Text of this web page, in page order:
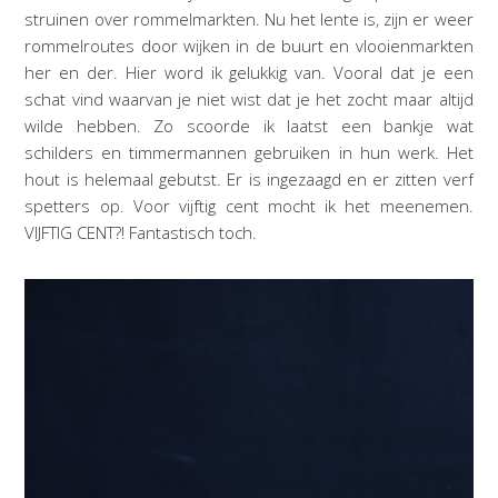
struinen over rommelmarkten. Nu het lente is, zijn er weer
rommelroutes door wijken in de buurt en vlooienmarkten
her en der. Hier word ik gelukkig van. Vooral dat je een
schat vind waarvan je niet wist dat je het zocht maar altijd
wilde hebben. Zo scoorde ik laatst een bankje wat
schilders en timmermannen gebruiken in hun werk. Het
hout is helemaal gebutst. Er is ingezaagd en er zitten verf
spetters op. Voor vijftig cent mocht ik het meenemen.
VIJFTIG CENT?! Fantastisch toch.